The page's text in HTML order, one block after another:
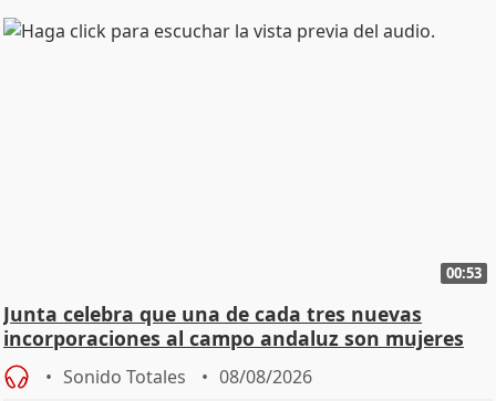
00:53
Junta celebra que una de cada tres nuevas
incorporaciones al campo andaluz son mujeres
jóvenes
Sonido Totales 08/08/2026